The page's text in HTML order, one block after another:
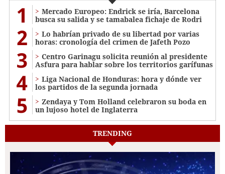
1
Mercado Europeo: Endrick se iría, Barcelona
busca su salida y se tamabalea fichaje de Rodri
2
Lo habrían privado de su libertad por varias
horas: cronología del crimen de Jafeth Pozo
3
Centro Garinagu solicita reunión al presidente
Asfura para hablar sobre los territorios garífunas
4
Liga Nacional de Honduras: hora y dónde ver
los partidos de la segunda jornada
5
Zendaya y Tom Holland celebraron su boda en
un lujoso hotel de Inglaterra
TRENDING